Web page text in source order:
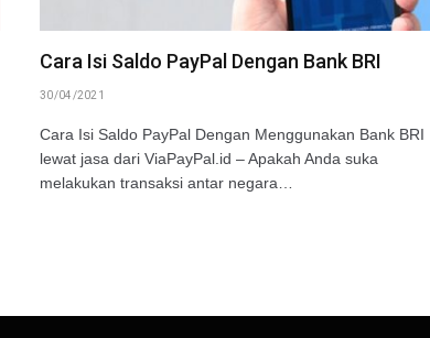
Cara Isi Saldo PayPal Dengan Bank BRI
30/04/2021
Cara Isi Saldo PayPal Dengan Menggunakan Bank BRI
lewat jasa dari ViaPayPal.id – Apakah Anda suka
melakukan transaksi antar negara…